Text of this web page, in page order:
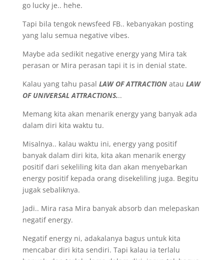
go lucky je.. hehe.
Tapi bila tengok newsfeed FB.. kebanyakan posting
yang lalu semua negative vibes.
Maybe ada sedikit negative energy yang Mira tak
perasan or Mira perasan tapi it is in denial state.
Kalau yang tahu pasal LAW OF ATTRACTIONatau LAW
OF UNIVERSAL ATTRACTIONS...
Memang kita akan menarik energy yang banyak ada
dalam diri kita waktu tu.
Misalnya.. kalau waktu ini, energy yang positif
banyak dalam diri kita, kita akan menarik energy
positif dari sekeliling kita dan akan menyebarkan
energy positif kepada orang disekeliling juga. Begitu
jugak sebaliknya.
Jadi.. Mira rasa Mira banyak absorb dan melepaskan
negatif energy.
Negatif energy ni, adakalanya bagus untuk kita
mencabar diri kita sendiri. Tapi kalau ia terlalu